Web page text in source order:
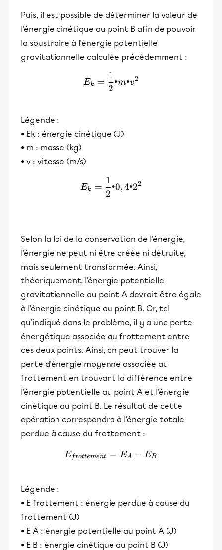
Puis, il est possible de déterminer la valeur de
l'énergie cinétique au point B afin de pouvoir
la soustraire à l'énergie potentielle
gravitationnelle calculée précédemment :
E_k = \frac{1}{2}•m•v^2
Ek =
2
1
•m•v2
Légende :
• Ek : énergie cinétique (J)
• m : masse (kg)
• v : vitesse (m/s)
E_k =
Ek =
2
1
•0,4•22
Selon la loi de la conservation de l'énergie,
l'énergie ne peut ni être créée ni détruite,
mais seulement transformée. Ainsi,
théoriquement, l'énergie potentielle
gravitationnelle au point A devrait être égale
à l'énergie cinétique au point B. Or, tel
qu'indiqué dans le problème, il y a une perte
énergétique associée au frottement entre
ces deux points. Ainsi, on peut trouver la
perte d'énergie moyenne associée au
frottement en trouvant la différence entre
l'énergie potentielle au point A et l'énergie
cinétique au point B. Le résultat de cette
opération correspondra à l'énergie totale
perdue à cause du frottement :
E_{frottement}=E_A-E_B
Efrottement = EA − EB
Légende :
• E frottement : énergie perdue à cause du
frottement (J)
• E A : énergie potentielle au point A (J)
• E B : énergie cinétique au point B (J)